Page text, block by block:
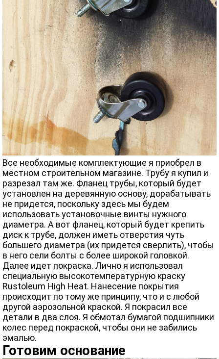
Все необходимые комплектующие я приобрел в
местном строительном магазине. Трубу я купил и
разрезал там же. Фланец трубы, который будет
установлен на деревянную основу, дорабатывать
не придется, поскольку здесь мы будем
использовать установочные винты нужного
диаметра. А вот фланец, который будет крепить
диск к трубе, должен иметь отверстия чуть
большего диаметра (их придется сверлить), чтобы
в него сели болты с более широкой головкой.
Далее идет покраска. Лично я использовал
специальную высокотемпературную краску
Rustoleum High Heat. Нанесение покрытия
происходит по тому же принципу, что и с любой
другой аэрозольной краской. Я покрасил все
детали в два слоя. Я обмотал бумагой подшипники
колес перед покраской, чтобы они не забились
эмалью.
Готовим основание